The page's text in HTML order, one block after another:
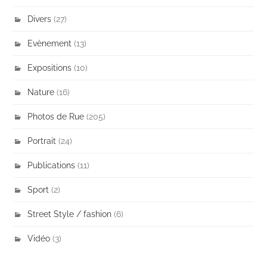
Divers (27)
Evènement (13)
Expositions (10)
Nature (16)
Photos de Rue (205)
Portrait (24)
Publications (11)
Sport (2)
Street Style / fashion (6)
Vidéo (3)